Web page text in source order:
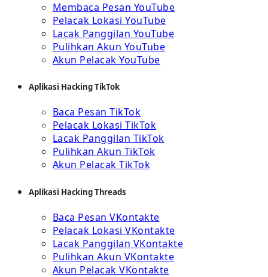
Membaca Pesan YouTube
Pelacak Lokasi YouTube
Lacak Panggilan YouTube
Pulihkan Akun YouTube
Akun Pelacak YouTube
Aplikasi Hacking TikTok
Baca Pesan TikTok
Pelacak Lokasi TikTok
Lacak Panggilan TikTok
Pulihkan Akun TikTok
Akun Pelacak TikTok
Aplikasi Hacking Threads
Baca Pesan VKontakte
Pelacak Lokasi VKontakte
Lacak Panggilan VKontakte
Pulihkan Akun VKontakte
Akun Pelacak VKontakte